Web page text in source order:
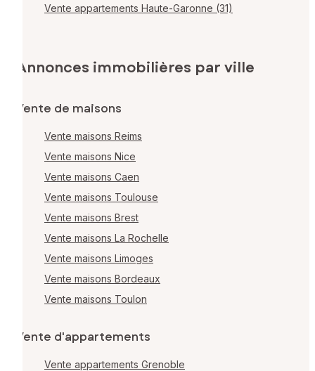
Vente appartements Haute-Garonne (31)
Annonces immobilières par ville
Vente de maisons
Vente maisons Reims
Vente maisons Nice
Vente maisons Caen
Vente maisons Toulouse
Vente maisons Brest
Vente maisons La Rochelle
Vente maisons Limoges
Vente maisons Bordeaux
Vente maisons Toulon
Vente d'appartements
Vente appartements Grenoble